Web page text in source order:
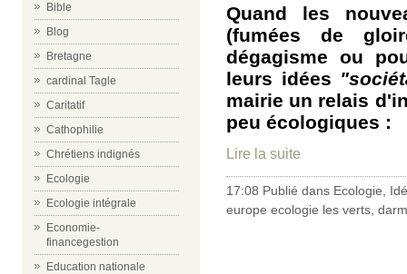
Bible
Blog
Bretagne
cardinal Tagle
Caritatif
Cathophilie
Chrétiens indignés
Ecologie
Ecologie intégrale
Economie-
financegestion
Education nationale
Quand les
(fumées de
dégagisme ou
leurs idées
mairie un relais
peu écologiques :
Lire la suite
17:08 Publié dans Ecologie
europe ecologie les verts